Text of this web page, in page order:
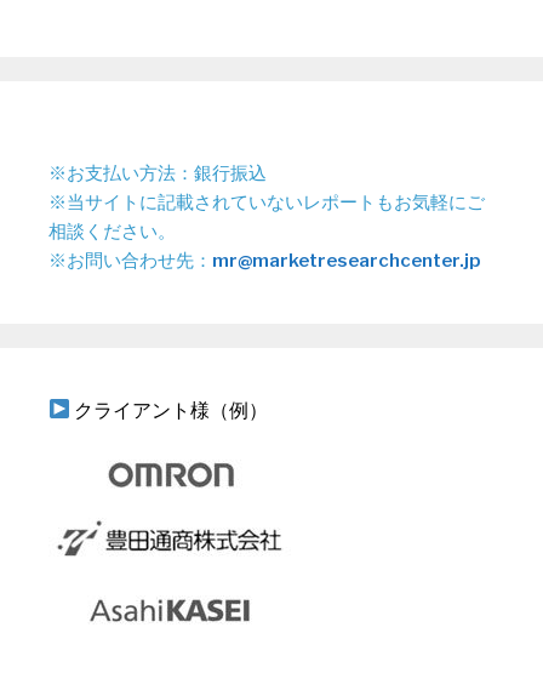
※お支払い方法：銀行振込
※当サイトに記載されていないレポートもお気軽にご
相談ください。
※お問い合わせ先： mr@marketresearchcenter.jp
クライアント様（例）